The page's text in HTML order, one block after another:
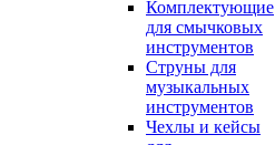
Комплектующие
для смычковых
инструментов
Струны для
музыкальных
инструментов
Чехлы и кейсы